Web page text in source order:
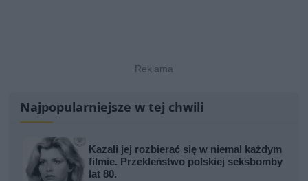
Najpopularniejsze w tej chwili
Kazali jej rozbierać się w niemal każdym
filmie. Przekleństwo polskiej seksbomby
lat 80.